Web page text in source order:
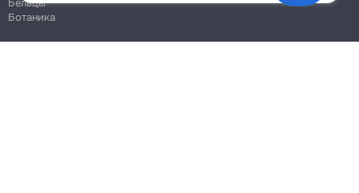
Бельцы
Ботаника